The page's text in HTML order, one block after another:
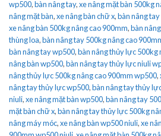
wp500,bàn nâng tay,xe nâng mặt bàn 500kg
nâng mặt bàn,xe nâng bàn chữ x,bàn nâng
xe nâng bàn 500kg nâng cao 900mm,bàn
thùng loa,bàn nâng tay 500kg nâng cao
bàn nâng tay wp500,bàn nâng thủy lực 500kg
nâng bàn wp500,bàn nâng tay thủy lực niuli
nâng thủy lực 500kg nâng cao 900mm wp500,
nâng tay thủy lực wp500,bàn nâng tay thủy
niuli,xe nâng mặt bàn wp500,bàn nâng tay
mặt bàn chữ x,bàn nâng tay thủy lực 500kg
nâng máy móc,xe nâng bàn wp500 niuli,xe